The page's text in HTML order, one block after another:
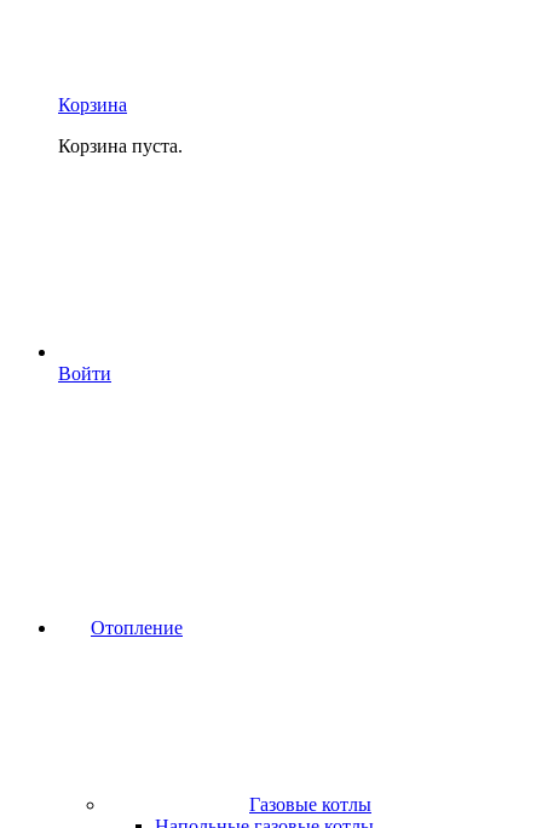
Корзина
Корзина пуста.
Войти
Отопление
Газовые котлы